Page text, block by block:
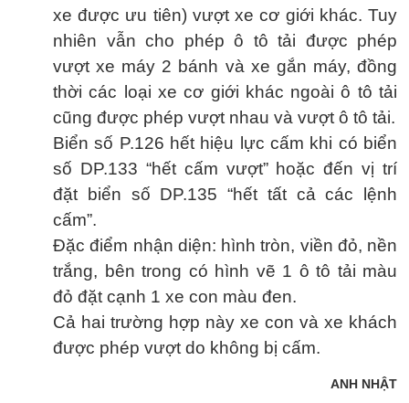
xe được ưu tiên) vượt xe cơ giới khác. Tuy
nhiên vẫn cho phép ô tô tải được phép
vượt xe máy 2 bánh và xe gắn máy, đồng
thời các loại xe cơ giới khác ngoài ô tô tải
cũng được phép vượt nhau và vượt ô tô tải.
Biển số P.126 hết hiệu lực cấm khi có biển
số DP.133 “hết cấm vượt” hoặc đến vị trí
đặt biển số DP.135 “hết tất cả các lệnh
cấm”.
Đặc điểm nhận diện: hình tròn, viền đỏ, nền
trắng, bên trong có hình vẽ 1 ô tô tải màu
đỏ đặt cạnh 1 xe con màu đen.
Cả hai trường hợp này xe con và xe khách
được phép vượt do không bị cấm.
ANH NHẬT